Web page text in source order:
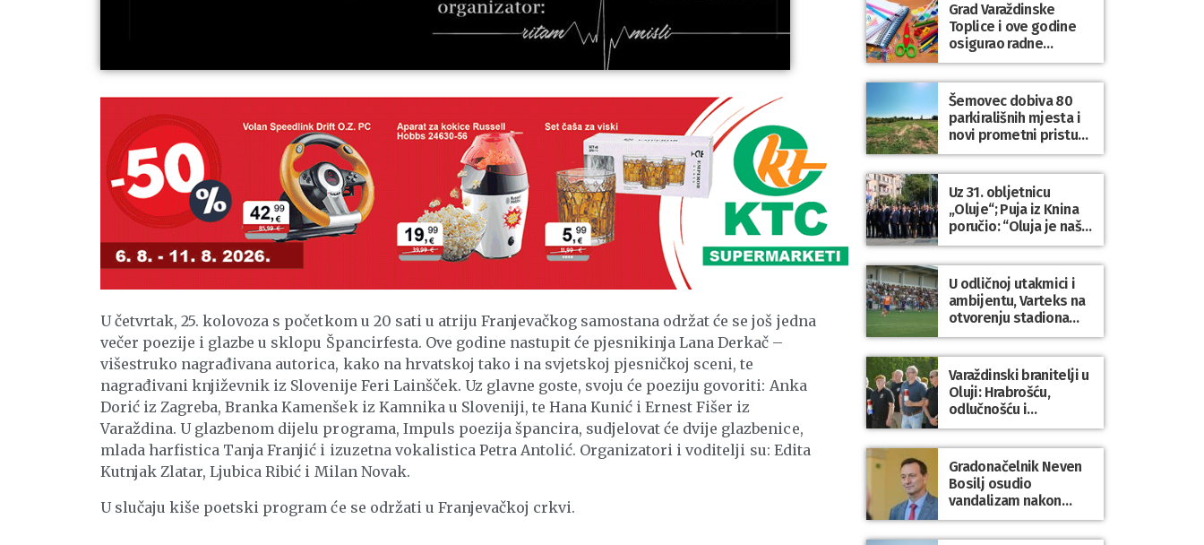
U četvrtak, 25. kolovoza s početkom u 20 sati u atriju Franjevačkog samostana održat će se još jedna
večer poezije i glazbe u sklopu Špancirfesta. Ove godine nastupit će pjesnikinja Lana Derkač –
višestruko nagrađivana autorica, kako na hrvatskoj tako i na svjetskoj pjesničkoj sceni, te
nagrađivani književnik iz Slovenije Feri Lainšček. Uz glavne goste, svoju će poeziju govoriti: Anka
Dorić iz Zagreba, Branka Kamenšek iz Kamnika u Sloveniji, te Hana Kunić i Ernest Fišer iz
Varaždina. U glazbenom dijelu programa, Impuls poezija špancira, sudjelovat će dvije glazbenice,
mlada harfistica Tanja Franjić i izuzetna vokalistica Petra Antolić. Organizatori i voditelji su: Edita
Kutnjak Zlatar, Ljubica Ribić i Milan Novak.
U slučaju kiše poetski program će se održati u Franjevačkoj crkvi.
Grad Varaždinske
Toplice i ove godine
osigurao radne
bilježnice i dodatni
obrazovni materijal za
sve osnovnoškolce
Šemovec dobiva 80
parkirališnih mjesta i
novi prometni pristup
groblju
Uz 31. obljetnicu
„Oluje“; Puja iz Knina
poručio: “Oluja je naša
najveća pobjeda,
simbol slobode i
zajedništva!”
U odličnoj utakmici i
ambijentu, Varteks na
otvorenju stadiona
odigrao 1:1 s
Mariborom
Varaždinski branitelji u
Oluji: Hrabrošću,
odlučnošću i
zajedništvom do
slobodne Hrvatske!
Gradonačelnik Neven
Bosilj osudio
vandalizam nakon
utakmice NK Varaždin
– HNK Hajduk Split